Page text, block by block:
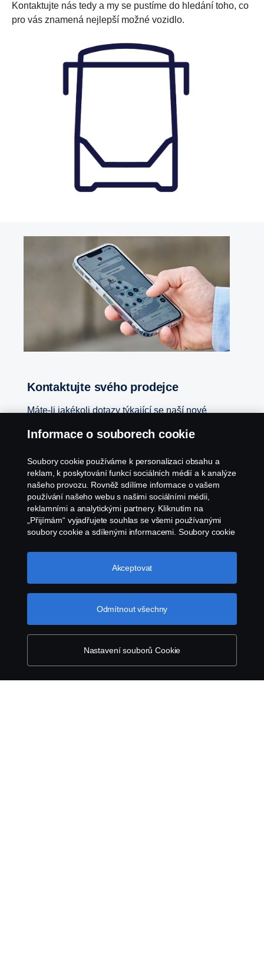
Kontaktujte nás tedy a my se pustíme do hledání toho, co
pro vás znamená nejlepší možné vozidlo.
Kontaktujte svého prodejce
Máte-li jakékoli dotazy týkající se naší nové
dálkové autobusy, obraťte se na svého prodejce
Najděte prodejce ve své blízkosti
Produkty
Služby
Informace o souborech cookie
Soubory cookie používáme k personalizaci obsahu a
reklam, k poskytování funkcí sociálních médií a k analýze
našeho provozu. Rovněž sdílíme informace o vašem
používání našeho webu s našimi sociálními médii,
reklamními a analytickými partnery. Kliknutím na
„Přijímám“ vyjadřujete souhlas se všemi používanými
soubory cookie a sdílenými informacemi. Soubory cookie
cookie“ a výběrem kategorií, které chcete přijmout.
Podrobnější vysvětlení toho, jak používáme soubory
Nastavení souborů Cookie
Odmítnout všechny
Akceptovat